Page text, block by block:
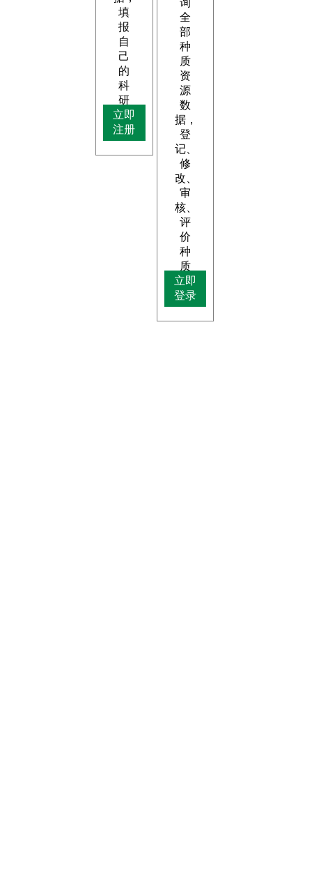
填
报
自
己
的
科
研
成
果。
立即
注册
询
全
部
种
质
资
源
数
据，
登
记、
修
改、
审
核、
评
价
种
质
资
源。
立即
登录